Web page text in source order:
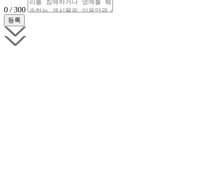
0 / 300